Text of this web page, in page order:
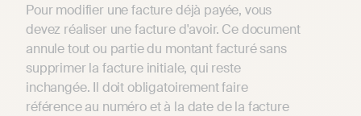
Pour modifier une facture déjà payée, vous
devez réaliser une facture d'avoir. Ce document
annule tout ou partie du montant facturé sans
supprimer la facture initiale, qui reste
inchangée. Il doit obligatoirement faire
référence au numéro et à la date de la facture